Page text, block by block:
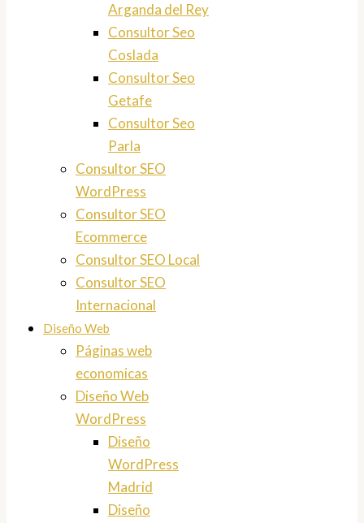
Arganda del Rey
Consultor Seo
Coslada
Consultor Seo
Getafe
Consultor Seo
Parla
Consultor SEO
WordPress
Consultor SEO
Ecommerce
Consultor SEO Local
Consultor SEO
Internacional
Diseño Web
Páginas web
economicas
Diseño Web
WordPress
Diseño
WordPress
Madrid
Diseño